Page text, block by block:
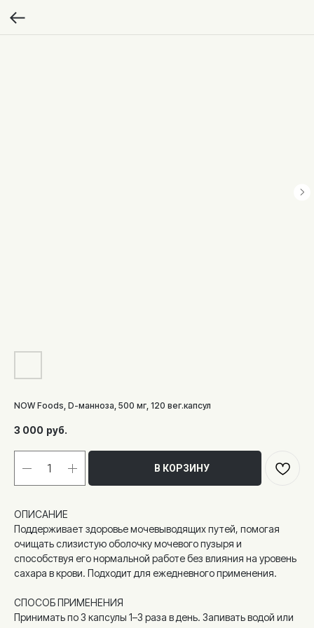
NOW Foods, D-манноза, 500 мг, 120 вег.капсул
3 000 руб.
В КОРЗИНУ
ОПИСАНИЕ
Поддерживает здоровье мочевыводящих путей, помогая
очищать слизистую оболочку мочевого пузыря и
способствуя его нормальной работе без влияния на уровень
сахара в крови. Подходит для ежедневного применения.
СПОСОБ ПРИМЕНЕНИЯ
Принимать по 3 капсулы 1–3 раза в день. Запивать водой или